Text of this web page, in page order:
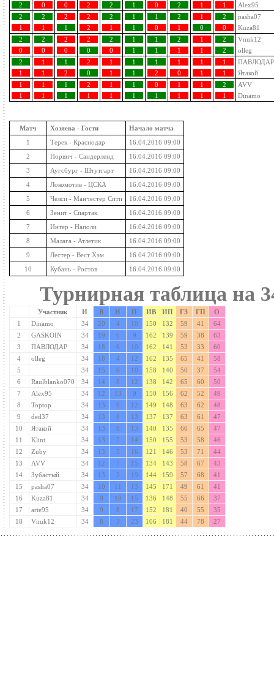
2
0 0 2 2 1 0 2 1 1
Alex95
2
2 2 2 2 1 1 2 1 2
pasha07
1
1 1 2 1 1 0 1 0 0
Kuza81
2
2 2 2 2 1 1 2 1 2
Vnuk12
0
0 0 0 0 1 1 1 1 2
olleg
2
1 1 2 1 1 1 1 1 1
ПАВЛОДАР
1
1 2 0 1 1 2 0 1 1
Ятакой
1
1 1 2 1 1 0 1 1 2
AVV
1
1 1 1 1 1 1 1 1 1 Dinamo
Матч Хозяева - Гости
Начало матча
1
Терек - Краснодар
16.04.2016 09:00
2
Норвич - Сандерленд
16.04.2016 09:00
3
Аугсбург - Штутгарт
16.04.2016 09:00
4
Локомотив - ЦСКА
16.04.2016 09:00
5
Челси - Манчестер Сити
16.04.2016 09:00
6
Зенит - Спартак
16.04.2016 09:00
7
Интер - Наполи
16.04.2016 09:00
8
Малага - Атлетик
16.04.2016 09:00
9
Лестер - Вест Хэм
16.04.2016 09:00
10
Кубань - Ростов 16.04.2016 09:00
Турнирная таблица на
Участник И В Н П ИВ ИП ГЗ ГП
О
1
Dinamo 34 20 4 10 150 132 59 41
64
2
GASKOIN 34 19 6 9 162 139 59 38
63
3
ПАВЛОДАР 34 18 6 10 162 141 53 33
60
4
olleg 34 18 4 12 162 135 65 41
58
5
34 15 9 10 158 140 50 37
54
6
Raulblanko070 34 14 8 12 138 142 65 60
50
7
Alex95 34 12 13 9 150 156 62 52
49
8
Toptop 34 13 9 12 149 148 63 62
48
9
ded37 34 13 8 13 137 137 63 61
47
10
Ятакой 34 13 8 13 140 135 66 65
47
11
Klint 34 13 7 14 150 155 53 58
46
12
Zuby 34 13 5 16 121 146 53 71
44
13
AVV 34 12 7 15 134 143 58 67
43
14
Зубастый 34 13 2 19 144 159 57 68
41
15
pasha07 34 10 11 13 145 171 49 61
41
16
Kuza81 34 9 10 15 136 148 55 66
37
17
arte95 34 9 8 17 152 181 40 55
35
18
Vnuk12 34 8 3 23 106 181 44 78 27